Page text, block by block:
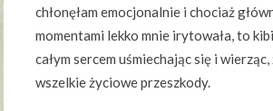
chłonęłam emocjonalnie i chociaż
momentami lekko mnie irytowała, to
całym sercem uśmiechając się i
wszelkie życiowe przeszkody.